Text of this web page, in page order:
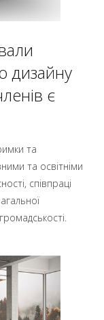
дизайну
є
та
та освітніми
співпраці